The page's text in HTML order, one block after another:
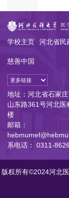
学校主页 河北省民
慈善中国
地址：河北省石家
山东路361号河北医
楼
邮箱：
系电话： 0311-
版权所有©2024河北